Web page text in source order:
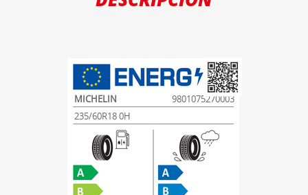
MICHELIN
9801075270003
235/60R18 0H